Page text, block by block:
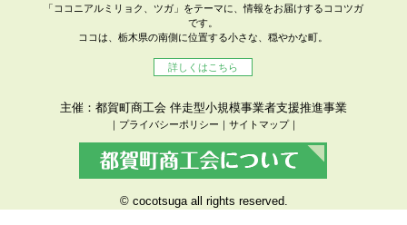
「ココニアルミリョク、ツガ」をテーマに、情報をお届けするココツガ
です。
ココは、栃木県の南側に位置する小さな、穏やかな町。
詳しくはこちら
主催：都賀町商工会 伴走型小規模事業者支援推進事業
プライバシーポリシー サイトマップ｜
© cocotsuga all rights reserved.